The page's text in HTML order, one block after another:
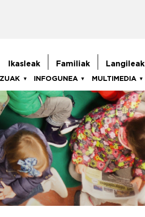
goiburukoMenua
Ikasleak Familiak Langileak
INFOGUNEA MULTIMEDIA